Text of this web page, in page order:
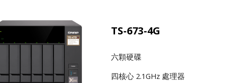
TS-673-4G
六顆硬碟
四核心 2.1GHz 處理器